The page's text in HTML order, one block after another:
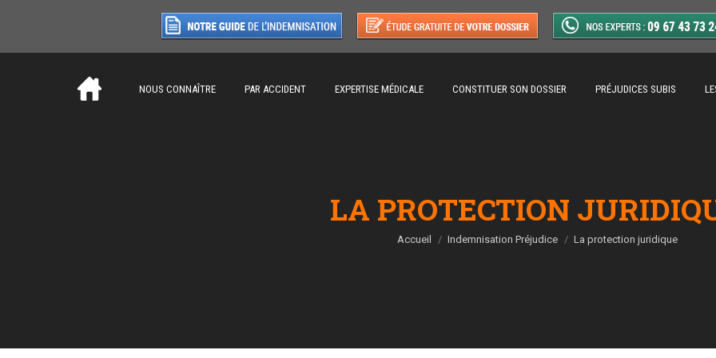
NOUS CONNAÎTRE PAR ACCIDENT EXPERTISE MÉDICALE CONSTITUER SON DOSSIER PRÉJUDICES SUBIS
LA PROTECTION
Vous êtes ici :
Accueil Indemnisation Préjudice La protection juridique